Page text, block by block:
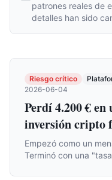
patrones reales de
detalles han sido
Riesgo crítico
2026-06-04
Perdí 4.200 €
inversión cripto
Empezó como un
Terminó con una